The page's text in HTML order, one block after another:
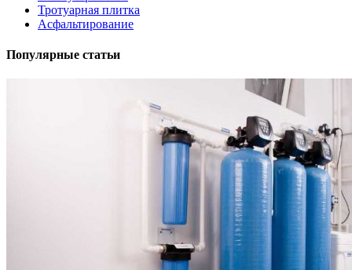
Тротуарная плитка
Асфальтирование
Популярные статьи